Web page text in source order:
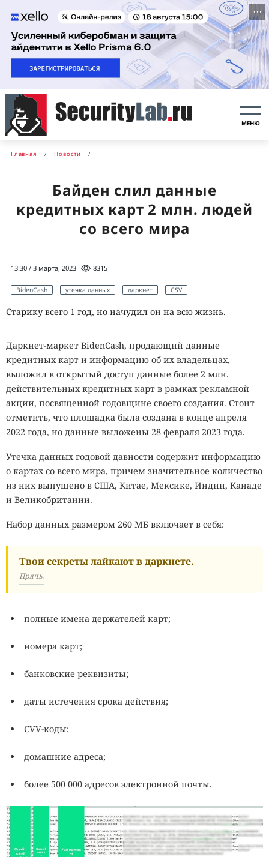
···
МЕНЮ
Главная Новости
Байден слил данные
кредитных карт 2 млн. людей
со всего мира
13:30 / 3 марта, 2023 8315
BidenCash утечка данных даркнет CSV
Старику всего 1 год, но начудил он на всю жизнь.
Даркнет-маркет BidenCash, продающий данные
кредитных карт и информацию об их владельцах,
выложил в открытый доступ данные более 2 млн.
действительных кредитных карт в рамках рекламной
акции, посвященной годовщине своего создания. Стоит
отметить, что площадка была создана в конце апреля
2022 года, но данные выложены 28 февраля 2023 года.
Утечка данных годовой давности содержит информацию
о картах со всего мира, причем значительное количество
из них выпущено в США, Китае, Мексике, Индии, Канаде
и Великобритании.
Набор данных размером 260 МБ включает в себя:
Твои секреты лайкают в даркнете.
Прячь.
полные имена держателей карт;
номера карт;
банковские реквизиты;
даты истечения срока действия;
CVV-коды;
домашние адреса;
более 500 000 адресов электронной почты.